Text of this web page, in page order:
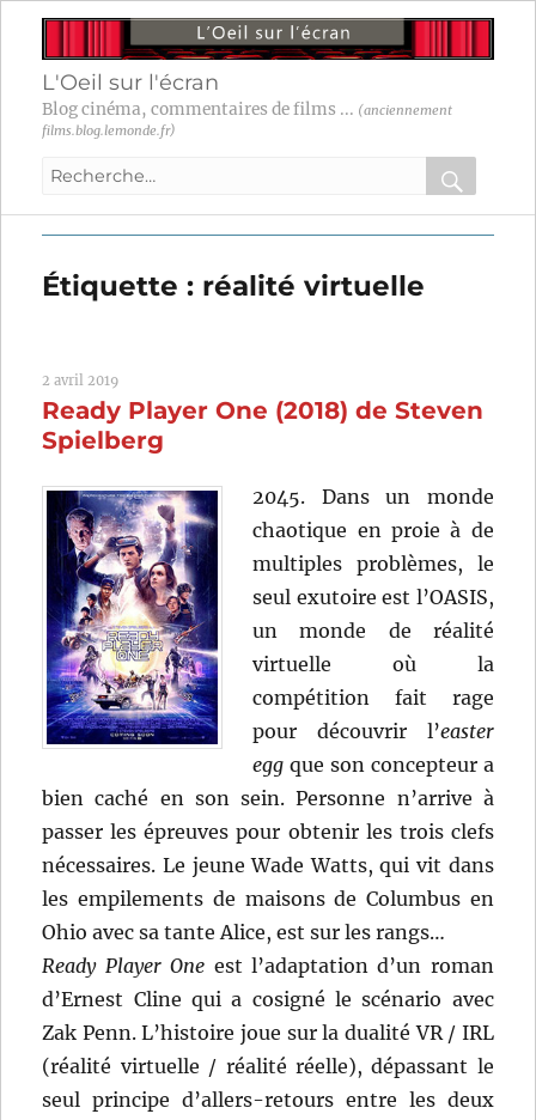
L'Oeil sur l'écran
Blog cinéma, commentaires de films ... (anciennement
films.blog.lemonde.fr)
Recherche
:
OK
Étiquette : réalité virtuelle
2 avril 2019
Ready Player One (2018) de Steven
Spielberg
2045. Dans un monde
chaotique en proie à de
multiples problèmes, le
seul exutoire est l’OASIS,
un monde de réalité
virtuelle où la
compétition fait rage
pour découvrir l’easter
egg que son concepteur a
bien caché en son sein. Personne n’arrive à
passer les épreuves pour obtenir les trois clefs
nécessaires. Le jeune Wade Watts, qui vit dans
les empilements de maisons de Columbus en
Ohio avec sa tante Alice, est sur les rangs…
Ready Player One est l’adaptation d’un roman
d’Ernest Cline qui a cosigné le scénario avec
Zak Penn. L’histoire joue sur la dualité VR / IRL
(réalité virtuelle / réalité réelle), dépassant le
seul principe d’allers-retours entre les deux